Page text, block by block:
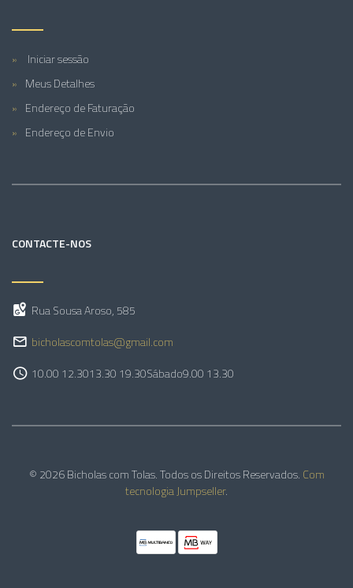
Iniciar sessão
Meus Detalhes
Endereço de Faturação
Endereço de Envio
CONTACTE-NOS
Rua Sousa Aroso, 585
bicholascomtolas@gmail.com
10.00 12.3013.30 19.30Sábado9.00 13.30
© 2026 Bicholas com Tolas. Todos os Direitos Reservados. Com
tecnologia Jumpseller.